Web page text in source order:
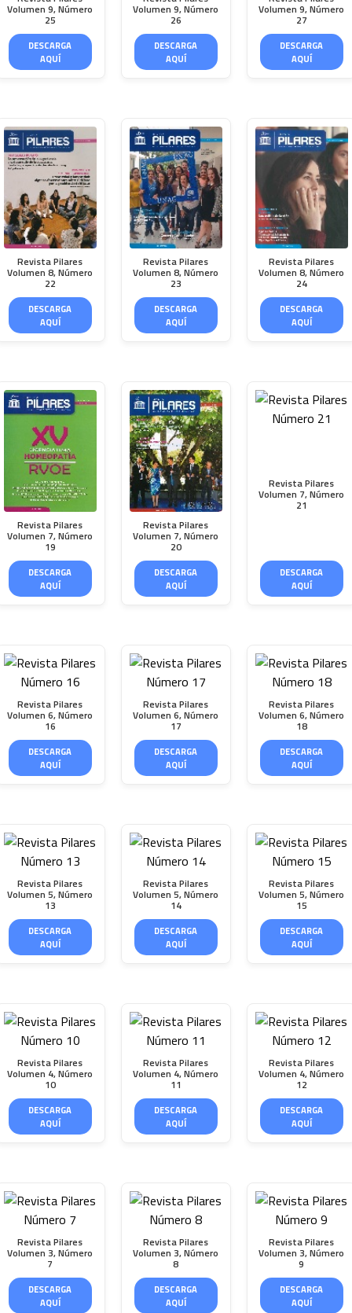
Volumen 9, Número
25
DESCARGA
AQUÍ
Volumen 9, Número
26
DESCARGA
AQUÍ
Volumen 9, Número
27
DESCARGA
AQUÍ
Revista Pilares
Volumen 8, Número
22
DESCARGA
AQUÍ
Revista Pilares
Volumen 8, Número
23
DESCARGA
AQUÍ
Revista Pilares
Volumen 8, Número
24
DESCARGA
AQUÍ
Revista Pilares
Volumen 7, Número
19
DESCARGA
AQUÍ
Revista Pilares
Volumen 7, Número
20
DESCARGA
AQUÍ
Revista Pilares
Volumen 7, Número
21
DESCARGA
AQUÍ
Revista Pilares
Volumen 6, Número
16
DESCARGA
AQUÍ
Revista Pilares
Volumen 6, Número
17
DESCARGA
AQUÍ
Revista Pilares
Volumen 6, Número
18
DESCARGA
AQUÍ
Revista Pilares
Volumen 5, Número
13
DESCARGA
AQUÍ
Revista Pilares
Volumen 5, Número
14
DESCARGA
AQUÍ
Revista Pilares
Volumen 5, Número
15
DESCARGA
AQUÍ
Revista Pilares
Volumen 4, Número
10
DESCARGA
AQUÍ
Revista Pilares
Volumen 4, Número
11
DESCARGA
AQUÍ
Revista Pilares
Volumen 4, Número
12
DESCARGA
AQUÍ
Revista Pilares
Volumen 3, Número
7
DESCARGA
AQUÍ
Revista Pilares
Volumen 3, Número
8
DESCARGA
AQUÍ
Revista Pilares
Volumen 3, Número
9
DESCARGA
AQUÍ